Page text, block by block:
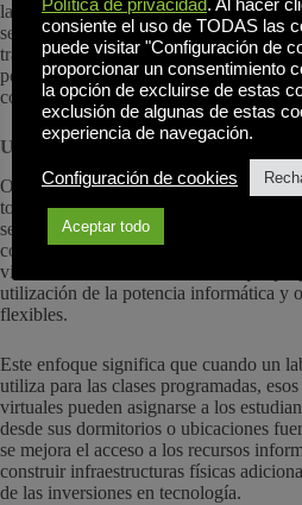
la realización de experimentos en lugar
seguridad de los datos o la protección
tranquilidad se extiende a su equipo de
políticas de seguridad coherentes sin
configuraciones de endpoints
Utilización optimizada de los recursos
Otra ventaja importante es la mejora de
toda la institución. En lugar de
separados para cada departamento (con
complejidades de programación), puede
virtuales en servidores centrales que
utilización de la potencia informática y
flexibles.
Este enfoque significa que cuando un
utiliza para las clases programadas,
virtuales pueden asignarse a los
desde sus dormitorios o ubicaciones
se mejora el acceso a los recursos
construir infraestructuras físicas
de las inversiones en tecnología.
Política de privacidad. Al hacer
consiente el uso de TODAS las
puede visitar "Configuración de
proporcionar un consentimiento
la opción de excluirse de estas
exclusión de algunas de estas
experiencia de navegación.
Configuración de cookies
Aceptar todo